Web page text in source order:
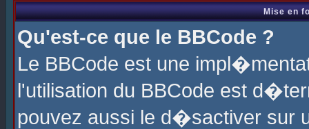
Mise en
Qu'est-ce que le BBCode ?
Le BBCode est une
l'utilisation du BBCode est
pouvez aussi le d�sactiver sur